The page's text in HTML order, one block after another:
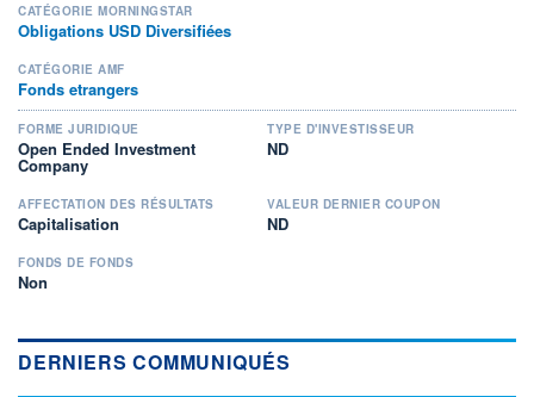
CATÉGORIE MORNINGSTAR
Obligations USD Diversifiées
CATÉGORIE AMF
Fonds etrangers
FORME JURIDIQUE
Open Ended Investment
Company
TYPE D'INVESTISSEUR
ND
AFFECTATION DES RÉSULTATS
Capitalisation
VALEUR DERNIER COUPON
ND
FONDS DE FONDS
Non
DERNIERS COMMUNIQUÉS